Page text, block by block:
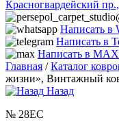
Красногвардейский
Написать в
Написать в
Написать в MAX
Главная /Каталог
жизни», Винтажный
Назад
№ 28EC